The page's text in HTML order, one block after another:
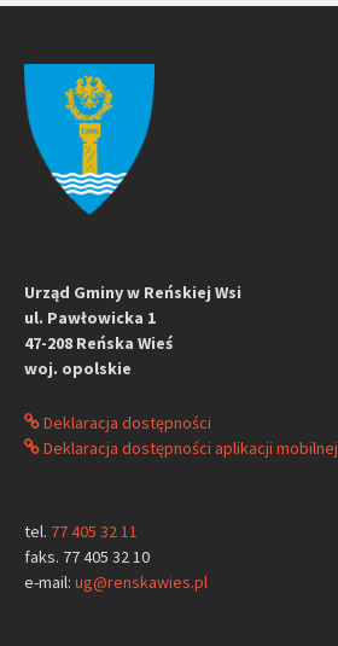
Urząd Gminy w Reńskiej Wsi
ul. Pawłowicka 1
47-208 Reńska Wieś
woj. opolskie
Deklaracja dostępności
Deklaracja dostępności aplikacji mobilnej
tel. 77 405 32 11
faks. 77 405 32 10
e-mail: ug@renskawies.pl